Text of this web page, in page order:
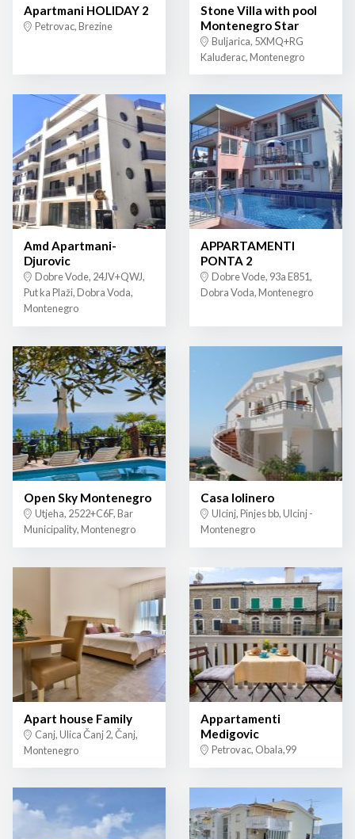
Apartmani HOLIDAY 2
Petrovac, Brezine
Stone Villa with pool
Montenegro Star
Buljarica, 5XMQ+RG
Kaluđerac, Montenegro
Amd Apartmani-
Djurovic
Dobre Vode, 24JV+QWJ,
Put ka Plaži, Dobra Voda,
Montenegro
APPARTAMENTI
PONTA 2
Dobre Vode, 93a E851,
Dobra Voda, Montenegro
Open Sky Montenegro
Utjeha, 2522+C6F, Bar
Municipality, Montenegro
Casa lolinero
Ulcinj, Pinjes bb, Ulcinj -
Montenegro
Apart house Family
Canj, Ulica Čanj 2, Čanj,
Montenegro
Appartamenti
Medigovic
Petrovac, Obala,99